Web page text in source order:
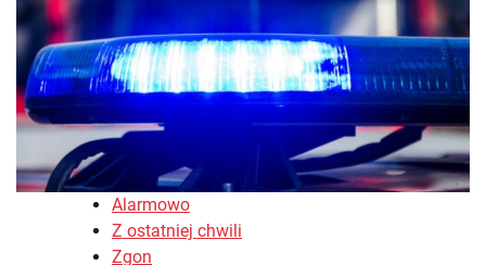
Alarmowo
Z ostatniej chwili
Zgon